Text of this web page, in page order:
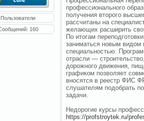
Пользователи
160
профессионального
получения второго
рассчитаны на
желающих расширить
По итогам
заниматься новым видом
специальностью.
отрасли —
дорожного движения,
графиком позволяет
вносятся в реестр ФИС
слушателям подобрать
задачи.
Недорогие курсы
https://profstroytek.ru/